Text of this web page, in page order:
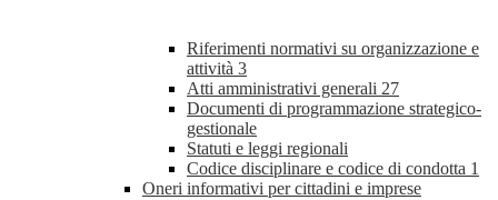
Riferimenti normativi su organizzazione e
attività 3
Atti amministrativi generali 27
Documenti di programmazione strategico-
gestionale
Statuti e leggi regionali
Codice disciplinare e codice di condotta 1
Oneri informativi per cittadini e imprese